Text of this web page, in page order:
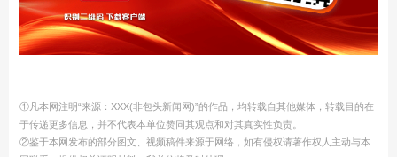
①凡本网注明“来源：XXX(非包头新闻网)”的作品，均转载自其他媒体，转载目的在
于传递更多信息，并不代表本单位赞同其观点和对其真实性负责。
②鉴于本网发布的部分图文、视频稿件来源于网络，如有侵权请著作权人主动与本